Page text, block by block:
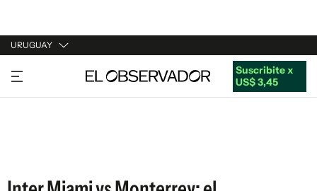
URUGUAY
URUGUAY
ARGENTINA
Suscribite x
US$ 3,45